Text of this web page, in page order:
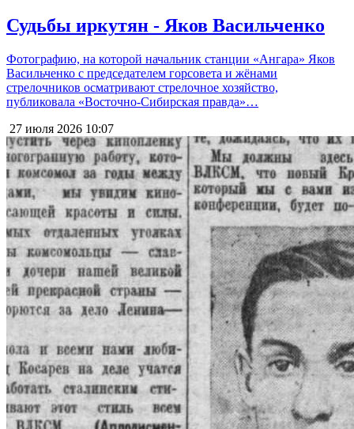
Судьбы иркутян - Яков Васильченко
Фотографию, на которой начальник станции «Ангара» Яков
Васильченко с председателем горсовета и жёнами
стрелочников осматривают стрелочное хозяйство,
публиковала «Восточно-Сибирская правда»…
27 июля 2026 10:07